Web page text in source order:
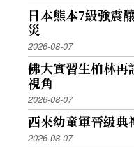
日本熊本7級強震
災
2026-08-07
佛大實習生柏林
視角
2026-08-07
西來幼童軍晉級
2026-08-07